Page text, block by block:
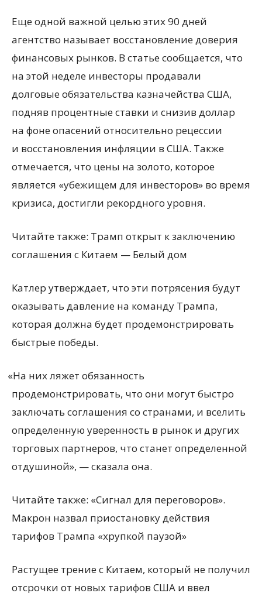
Еще одной важной целью этих 90 дней
агентство называет восстановление доверия
финансовых рынков. В статье сообщается, что
на этой неделе инвесторы продавали
долговые обязательства казначейства США,
подняв процентные ставки и снизив доллар
на фоне опасений относительно рецессии
и восстановления инфляции в США. Также
отмечается, что цены на золото, которое
является «убежищем для инвесторов» во время
кризиса, достигли рекордного уровня.
Читайте также: Трамп открыт к заключению
соглашения с Китаем — Белый дом
Катлер утверждает, что эти потрясения будут
оказывать давление на команду Трампа,
которая должна будет продемонстрировать
быстрые победы.
«На них ляжет обязанность
продемонстрировать, что они могут быстро
заключать соглашения со странами, и вселить
определенную уверенность в рынок и других
торговых партнеров, что станет определенной
отдушиной», — сказала она.
Читайте также: «Сигнал для переговоров».
Макрон назвал приостановку действия
тарифов Трампа «хрупкой паузой»
Растущее трение с Китаем, который не получил
отсрочки от новых тарифов США и ввел